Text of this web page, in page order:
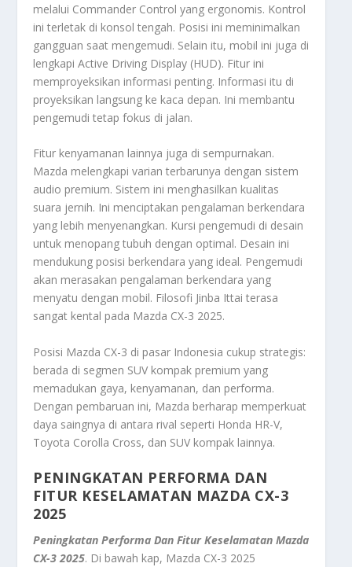
melalui Commander Control yang ergonomis. Kontrol
ini terletak di konsol tengah. Posisi ini meminimalkan
gangguan saat mengemudi. Selain itu, mobil ini juga di
lengkapiActive Driving Display (HUD). Fitur ini
memproyeksikan informasi penting. Informasi itu di
proyeksikan langsung ke kaca depan. Ini membantu
pengemudi tetap fokus di jalan.
Fitur kenyamanan lainnya juga di sempurnakan.
Mazda melengkapi varian terbarunya dengan sistem
audio premium. Sistem ini menghasilkan kualitas
suara jernih. Ini menciptakan pengalaman berkendara
yang lebih menyenangkan. Kursi pengemudi di desain
untuk menopang tubuh dengan optimal. Desain ini
mendukung posisi berkendara yang ideal. Pengemudi
akan merasakan pengalaman berkendara yang
menyatu dengan mobil. Filosofi Jinba Ittai terasa
sangat kental pada Mazda CX-3 2025.
Posisi Mazda CX-3 di pasar Indonesia cukup strategis:
berada di segmen SUV kompak premium yang
memadukan gaya, kenyamanan, dan performa.
Dengan pembaruan ini, Mazda berharap memperkuat
daya saingnya di antara rival seperti Honda HR-V,
Toyota Corolla Cross, dan SUV kompak lainnya.
PENINGKATAN PERFORMA DAN
FITUR KESELAMATAN MAZDA CX-3
2025
Peningkatan Performa Dan Fitur Keselamatan Mazda
CX-3 2025. Di bawah kap, Mazda CX-3 2025